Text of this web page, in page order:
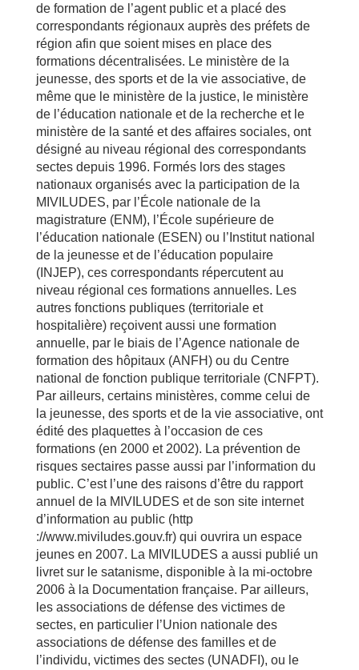
de formation de l’agent public et a placé des
correspondants régionaux auprès des préfets de
région afin que soient mises en place des
formations décentralisées. Le ministère de la
jeunesse, des sports et de la vie associative, de
même que le ministère de la justice, le ministère
de l’éducation nationale et de la recherche et le
ministère de la santé et des affaires sociales, ont
désigné au niveau régional des correspondants
sectes depuis 1996. Formés lors des stages
nationaux organisés avec la participation de la
MIVILUDES, par l’École nationale de la
magistrature (ENM), l’École supérieure de
l’éducation nationale (ESEN) ou l’Institut national
de la jeunesse et de l’éducation populaire
(INJEP), ces correspondants répercutent au
niveau régional ces formations annuelles. Les
autres fonctions publiques (territoriale et
hospitalière) reçoivent aussi une formation
annuelle, par le biais de l’Agence nationale de
formation des hôpitaux (ANFH) ou du Centre
national de fonction publique territoriale (CNFPT).
Par ailleurs, certains ministères, comme celui de
la jeunesse, des sports et de la vie associative, ont
édité des plaquettes à l’occasion de ces
formations (en 2000 et 2002). La prévention de
risques sectaires passe aussi par l’information du
public. C’est l’une des raisons d’être du rapport
annuel de la MIVILUDES et de son site internet
d’information au public (http
://www.miviludes.gouv.fr) qui ouvrira un espace
jeunes en 2007. La MIVILUDES a aussi publié un
livret sur le satanisme, disponible à la mi-octobre
2006 à la Documentation française. Par ailleurs,
les associations de défense des victimes de
sectes, en particulier l’Union nationale des
associations de défense des familles et de
l’individu, victimes des sectes (UNADFI), ou le